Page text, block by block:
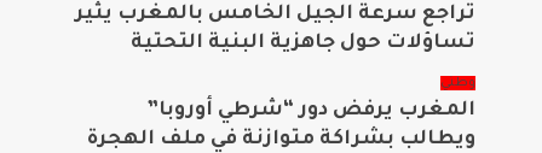
تراجع سرعة الجيل الخامس بالمغرب يثير
تساؤلات حول جاهزية البنية التحتية
وطني
المغرب يرفض دور “شرطي أوروبا”
ويطالب بشراكة متوازنة في ملف الهجرة